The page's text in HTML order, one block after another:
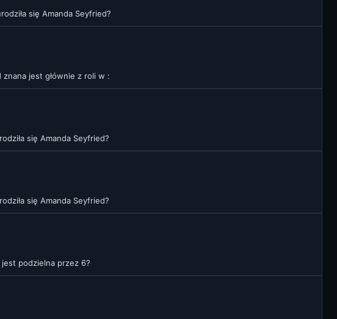
się Amanda Seyfried?
znana jest głównie z roli w :
się Amanda Seyfried?
się Amanda Seyfried?
podzielna przez 6?